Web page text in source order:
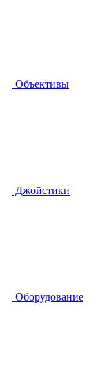
Объективы
Джойстики
Оборудование